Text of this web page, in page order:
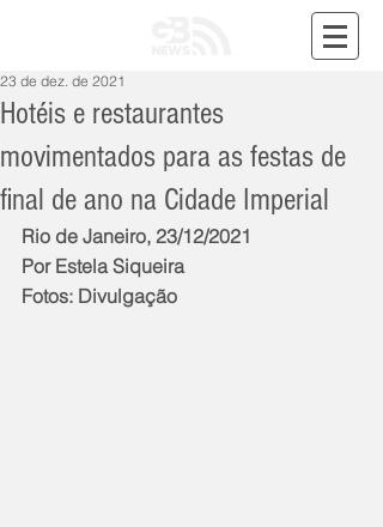
Hotéis e restaurantes
movimentados para as festas de
final de ano na Cidade Imperial
23 de dez. de 2021
Rio de Janeiro, 23/12/2021
Por Estela Siqueira
Fotos: Divulgação